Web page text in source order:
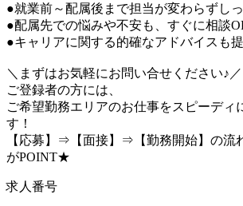
●就業前～配属後まで担当が変わらずし
●配属先での悩みや不安も、すぐに相談
●キャリアに関する的確なアドバイスも
＼まずはお気軽にお問い合せください♪／
ご登録者の方には、
ご希望勤務エリアのお仕事をスピーディ
す！
【応募】⇒【面接】⇒【勤務開始】の流
がPOINT★
求人番号